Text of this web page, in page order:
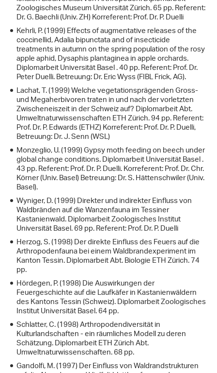
Zoologisches Museum Universität Zürich. 65 pp. Referent:
Dr. G. Baechli (Univ. ZH) Korreferent: Prof. Dr. P. Duelli
Kehrli, P. (1999) Effects of augmentative releases of the
coccinellid, Adalia bipunctata and of insecticide
treatments in autumn on the spring population of the rosy
apple aphid, Dysaphis plantaginea in apple orchards.
Diplomarbeit Universität Basel . 40 pp. Referent: Prof. Dr.
Peter Duelli. Betreuung: Dr. Eric Wyss (FIBL Frick, AG).
Lachat, T. (1999) Welche vegetationsprägenden Gross-
und Megaherbivoren traten in und nach der vorletzten
Zwischeneiszeit in der Schweiz auf? Diplomarbeit Abt.
Umweltnaturwissenschaften ETH Zürich. 94 pp. Referent:
Prof. Dr. P. Edwards (ETHZ) Korreferent: Prof. Dr. P. Duelli,
Betreuung: Dr. J. Senn (WSL)
Monzeglio, U. (1999) Gypsy moth feeding on beech under
global change conditions. Diplomarbeit Universität Basel .
43 pp. Referent: Prof. Dr. P. Duelli. Korreferent: Prof. Dr. Chr.
Körner (Univ. Basel) Betreuung: Dr. S. Hättenschwiler (Univ.
Basel).
Wyniger, D. (1999) Direkter und indirekter Einfluss von
Waldbränden auf die Wanzenfauna im Tessiner
Kastanienwald. Diplomarbeit Zoologisches Institut
Universität Basel. 69 pp. Referent: Prof. Dr. P. Duelli
Herzog, S. (1998) Der direkte Einfluss des Feuers auf die
Arthropodenfauna bei einem Waldbrandexperiment im
Kanton Tessin. Diplomarbeit Abt. Biologie ETH Zürich. 74
pp.
Hördegen, P. (1998) Die Auswirkungen der
Feuergeschichte auf die Laufkäfer in Kastanienwäldern
des Kantons Tessin (Schweiz). Diplomarbeit Zoologisches
Institut Universität Basel. 64 pp.
Schlatter, C. (1998) Arthropodendiversität in
Kulturlandschaften - ein räumliches Modell zu deren
Schätzung. Diplomarbeit ETH Zürich Abt.
Umweltnaturwissenschaften. 68 pp.
Gandolfi, M. (1997) Der Einfluss von Waldrandstrukturen